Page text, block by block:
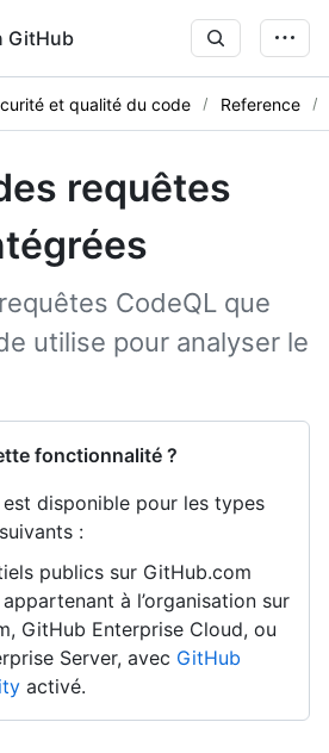
GitHub
et qualité du code Reference
requêtes
CodeQL que
utilise pour analyser le
fonctionnalité ?
disponible pour les types
:
publics sur GitHub.com
à l’organisation sur
GitHub Enterprise Cloud, ou
Server, avec GitHub
activé.